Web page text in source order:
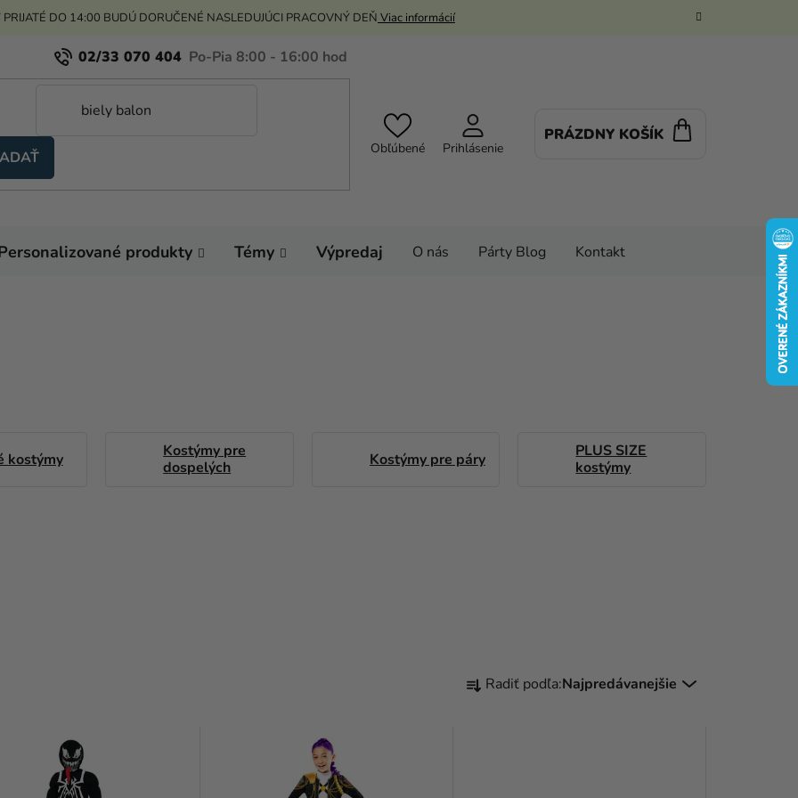
PRIJATÉ DO 14:00 BUDÚ DORUČENÉ NASLEDUJÚCI PRACOVNÝ DEŇ Viac informácií
02/33 070 404
Obľúbené Prihlásenie
PRÁZDNY KOŠÍK
produkty Témy Výpredaj O nás Párty Blog Kontakt
kostýmy
Kostýmy pre
dospelých
Kostýmy pre páry
PLUS SIZE
kostýmy
R Radiť podľa:Najpredávanejšie